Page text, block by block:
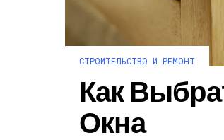
СТРОИТЕЛЬСТВО И РЕМОНТ
Как
Окна